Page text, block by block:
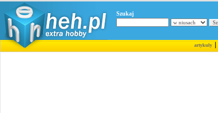
Szukaj
artykuły|